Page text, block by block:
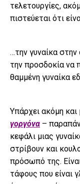
τελετουργίες,
πιστεύεται ότι
…την γυναίκα
την προσδοκία να
θαμμένη γυναίκα
Υπάρχει ακόμη και
γοργόνα –
κεφάλι μιας
στρίβουν και
πρόσωπό της.
τάφους που είναι